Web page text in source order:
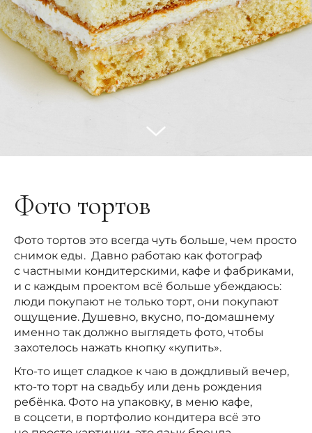
Фото тортов
Фото тортов это всегда чуть больше, чем просто
снимок еды. Давно работаю как фотограф
с частными кондитерскими, кафе и фабриками,
и с каждым проектом всё больше убеждаюсь:
люди покупают не только торт, они покупают
ощущение. Душевно, вкусно, по-домашнему
именно так должно выглядеть фото, чтобы
захотелось нажать кнопку «купить».
Кто-то ищет сладкое к чаю в дождливый вечер,
кто-то торт на свадьбу или день рождения
ребёнка. Фото на упаковку, в меню кафе,
в соцсети, в портфолио кондитера всё это